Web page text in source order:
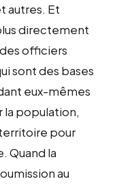
autres. Et
directement
officiers
sont des bases
eux-mêmes
population,
pour
Quand la
au